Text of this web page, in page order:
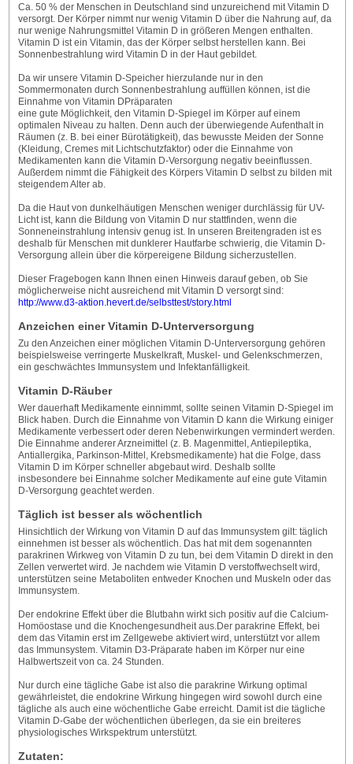
Ca. 50 % der Menschen in Deutschland sind unzureichend mit Vitamin D
versorgt. Der Körper nimmt nur wenig Vitamin D über die Nahrung auf, da
nur wenige Nahrungsmittel Vitamin D in größeren Mengen enthalten.
Vitamin D ist ein Vitamin, das der Körper selbst herstellen kann. Bei
Sonnenbestrahlung wird Vitamin D in der Haut gebildet.
Da wir unsere Vitamin D-Speicher hierzulande nur in den
Sommermonaten durch Sonnenbestrahlung auffüllen können, ist die
Einnahme von Vitamin DPräparaten
eine gute Möglichkeit, den Vitamin D-Spiegel im Körper auf einem
optimalen Niveau zu halten. Denn auch der überwiegende Aufenthalt in
Räumen (z. B. bei einer Bürotätigkeit), das bewusste Meiden der Sonne
(Kleidung, Cremes mit Lichtschutzfaktor) oder die Einnahme von
Medikamenten kann die Vitamin D-Versorgung negativ beeinflussen.
Außerdem nimmt die Fähigkeit des Körpers Vitamin D selbst zu bilden mit
steigendem Alter ab.
Da die Haut von dunkelhäutigen Menschen weniger durchlässig für UV-
Licht ist, kann die Bildung von Vitamin D nur stattfinden, wenn die
Sonneneinstrahlung intensiv genug ist. In unseren Breitengraden ist es
deshalb für Menschen mit dunklerer Hautfarbe schwierig, die Vitamin D-
Versorgung allein über die körpereigene Bildung sicherzustellen.
Dieser Fragebogen kann Ihnen einen Hinweis darauf geben, ob Sie
möglicherweise nicht ausreichend mit Vitamin D versorgt sind:
http://www.d3-aktion.hevert.de/selbsttest/story.html
Anzeichen einer Vitamin D-Unterversorgung
Zu den Anzeichen einer möglichen Vitamin D-Unterversorgung gehören
beispielsweise verringerte Muskelkraft, Muskel- und Gelenkschmerzen,
ein geschwächtes Immunsystem und Infektanfälligkeit.
Vitamin D-Räuber
Wer dauerhaft Medikamente einnimmt, sollte seinen Vitamin D-Spiegel im
Blick haben. Durch die Einnahme von Vitamin D kann die Wirkung einiger
Medikamente verbessert oder deren Nebenwirkungen vermindert werden.
Die Einnahme anderer Arzneimittel (z. B. Magenmittel, Antiepileptika,
Antiallergika, Parkinson-Mittel, Krebsmedikamente) hat die Folge, dass
Vitamin D im Körper schneller abgebaut wird. Deshalb sollte
insbesondere bei Einnahme solcher Medikamente auf eine gute Vitamin
D-Versorgung geachtet werden.
Täglich ist besser als wöchentlich
Hinsichtlich der Wirkung von Vitamin D auf das Immunsystem gilt: täglich
einnehmen ist besser als wöchentlich. Das hat mit dem sogenannten
parakrinen Wirkweg von Vitamin D zu tun, bei dem Vitamin D direkt in den
Zellen verwertet wird. Je nachdem wie Vitamin D verstoffwechselt wird,
unterstützen seine Metaboliten entweder Knochen und Muskeln oder das
Immunsystem.
Der endokrine Effekt über die Blutbahn wirkt sich positiv auf die Calcium-
Homöostase und die Knochengesundheit aus.Der parakrine Effekt, bei
dem das Vitamin erst im Zellgewebe aktiviert wird, unterstützt vor allem
das Immunsystem. Vitamin D3-Präparate haben im Körper nur eine
Halbwertszeit von ca. 24 Stunden.
Nur durch eine tägliche Gabe ist also die parakrine Wirkung optimal
gewährleistet, die endokrine Wirkung hingegen wird sowohl durch eine
tägliche als auch eine wöchentliche Gabe erreicht. Damit ist die tägliche
Vitamin D-Gabe der wöchentlichen überlegen, da sie ein breiteres
physiologisches Wirkspektrum unterstützt.
Zutaten: